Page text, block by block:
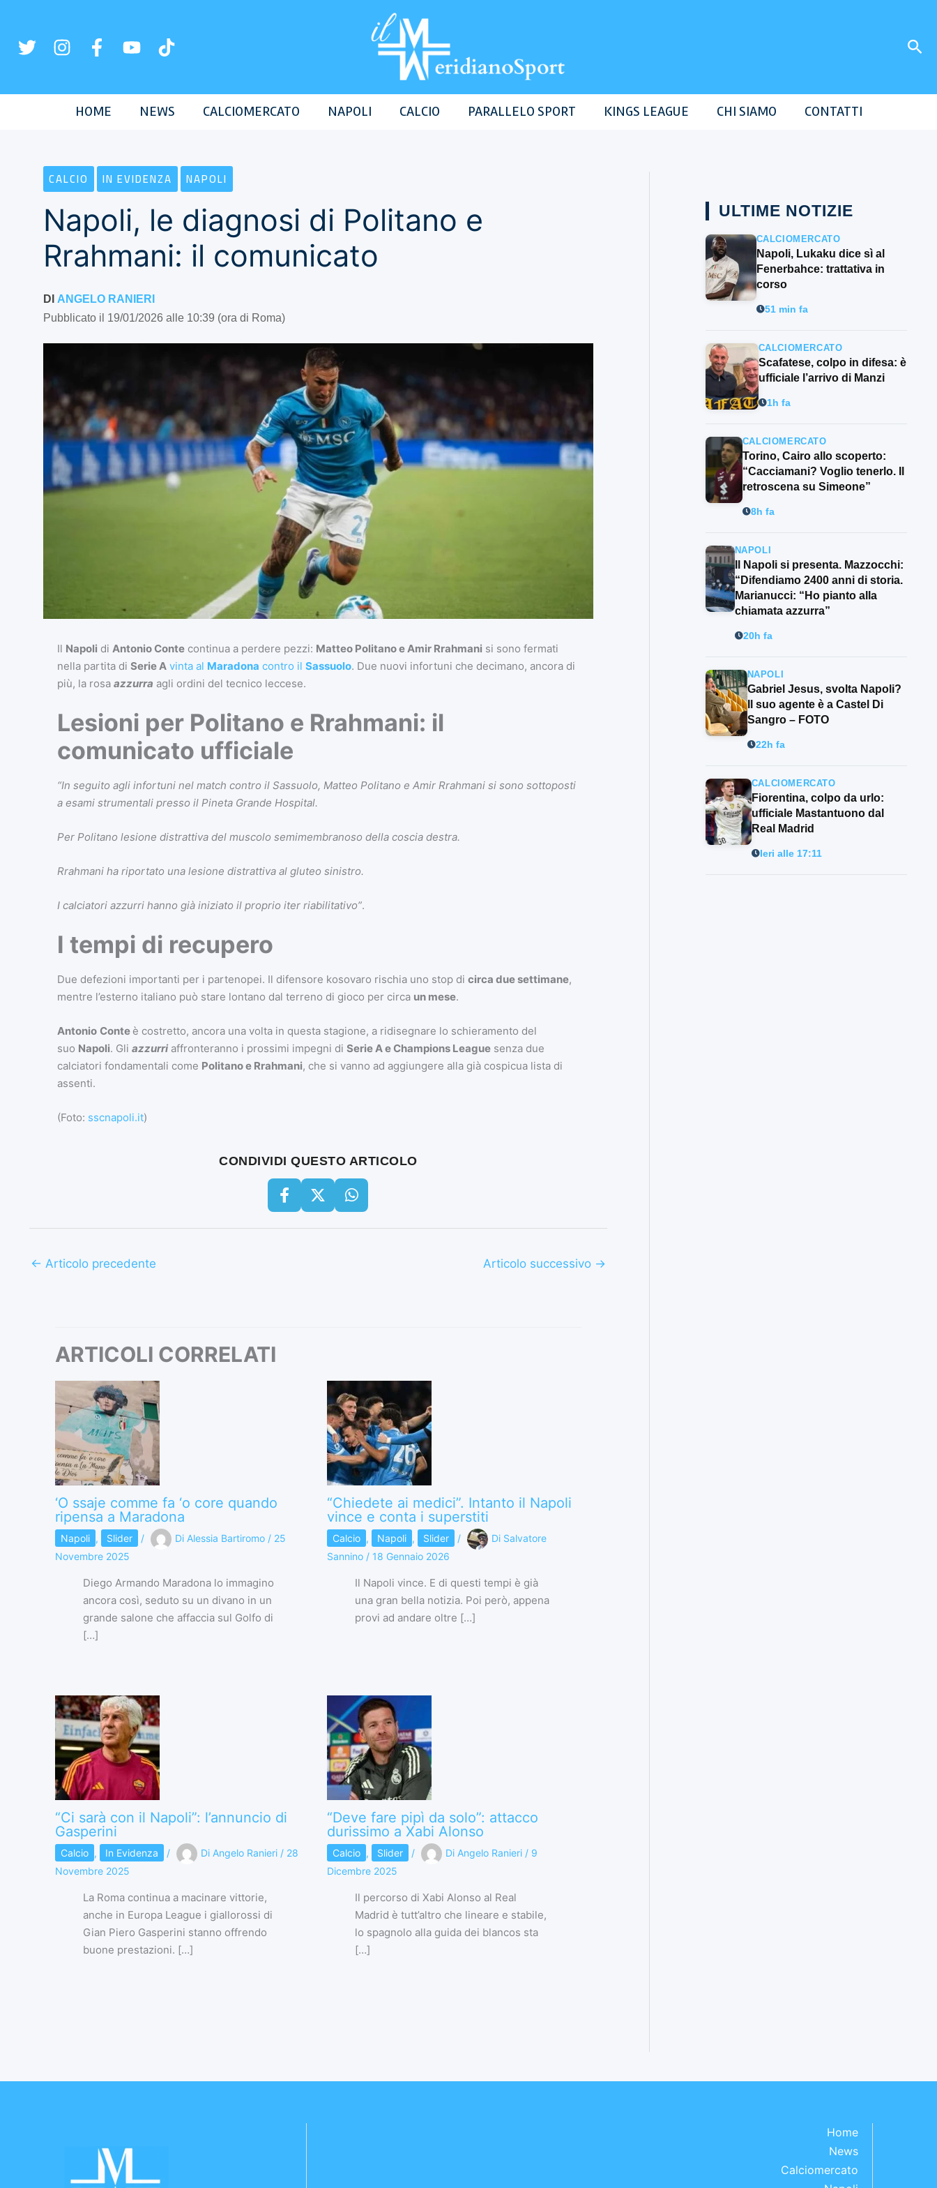
contenuto
HOME NEWS CALCIOMERCATO NAPOLI CALCIO PARALLELO SPORT KINGS LEAGUE CHI SIAMO CONTATTI
CALCIO IN EVIDENZA NAPOLI
Napoli, le diagnosi di Politano e
Rrahmani: il comunicato
DI ANGELO RANIERI
Pubblicato il 19/01/2026 alle 10:39 (ora di Roma)
Il Napoli di Antonio Contecontinua a perdere pezzi: Matteo Politano e Amir Rrahmani si sono fermati
nella partita di Serie A vinta al Maradona contro il Sassuolo. Due nuovi infortuni che decimano, ancora di
più, la rosa azzurra agli ordini del tecnico leccese.
Lesioni per Politano e Rrahmani: il
comunicato ufficiale
“In seguito agli infortuni nel match contro il Sassuolo, Matteo Politano e Amir Rrahmani si sono sottoposti
a esami strumentali presso il Pineta Grande Hospital.
Per Politano lesione distrattiva del muscolo semimembranoso della coscia destra.
Rrahmani ha riportato una lesione distrattiva al gluteo sinistro.
I calciatori azzurri hanno già iniziato il proprio iter riabilitativo”.
I tempi di recupero
Due defezioni importanti per i partenopei. Il difensore kosovaro rischia uno stop di circa due settimane,
mentre l’esterno italiano può stare lontano dal terreno di gioco per circa un mese.
Antonio Conte è costretto, ancora una volta in questa stagione, a ridisegnare lo schieramento del
suo Napoli. Gli azzurri affronteranno i prossimi impegni di Serie A e Champions Leaguesenza due
calciatori fondamentali come Politano e Rrahmani, che si vanno ad aggiungere alla già cospicua lista di
assenti.
(Foto: sscnapoli.it)
CONDIVIDI QUESTO ARTICOLO
← Articolo precedente Articolo successivo →
ARTICOLI CORRELATI
‘O ssaje comme fa ‘o core quando
ripensa a Maradona
Napoli , Slider / Di Alessia Bartiromo / 25
Novembre 2025
Diego Armando Maradona lo immagino
ancora così, seduto su un divano in un
grande salone che affaccia sul Golfo di
[…]
“Chiedete ai medici”. Intanto il Napoli
vince e conta i superstiti
Calcio , Napoli , Slider / Di Salvatore
Sannino / 18 Gennaio 2026
Il Napoli vince. E di questi tempi è già
una gran bella notizia. Poi però, appena
provi ad andare oltre […]
“Ci sarà con il Napoli”: l’annuncio di
Gasperini
Calcio , In Evidenza / Di Angelo Ranieri / 28
Novembre 2025
La Roma continua a macinare vittorie,
anche in Europa League i giallorossi di
Gian Piero Gasperini stanno offrendo
buone prestazioni. […]
“Deve fare pipì da solo”: attacco
durissimo a Xabi Alonso
Calcio , Slider / Di Angelo Ranieri / 9
Dicembre 2025
Il percorso di Xabi Alonso al Real
Madrid è tutt’altro che lineare e stabile,
lo spagnolo alla guida dei blancos sta
[…]
ULTIME NOTIZIE
CALCIOMERCATO
Napoli, Lukaku dice sì al
Fenerbahce: trattativa in
corso
51 min fa
CALCIOMERCATO
Scafatese, colpo in difesa: è
ufficiale l’arrivo di Manzi
1h fa
CALCIOMERCATO
Torino, Cairo allo scoperto:
“Cacciamani? Voglio tenerlo. Il
retroscena su Simeone”
8h fa
NAPOLI
Il Napoli si presenta. Mazzocchi:
“Difendiamo 2400 anni di storia.
Marianucci: “Ho pianto alla
chiamata azzurra”
20h fa
NAPOLI
Gabriel Jesus, svolta Napoli?
Il suo agente è a Castel Di
Sangro – FOTO
22h fa
CALCIOMERCATO
Fiorentina, colpo da urlo:
ufficiale Mastantuono dal
Real Madrid
Ieri alle 17:11
Home
News
Calciomercato